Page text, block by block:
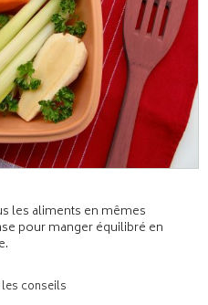
les aliments en mêmes
pour manger équilibré en
conseils